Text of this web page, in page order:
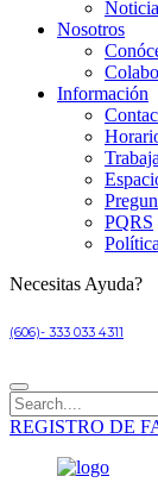
Nosotros
Información
PQRS
Necesitas Ayuda?
(606)- 333 033 4311
REGISTRO DE